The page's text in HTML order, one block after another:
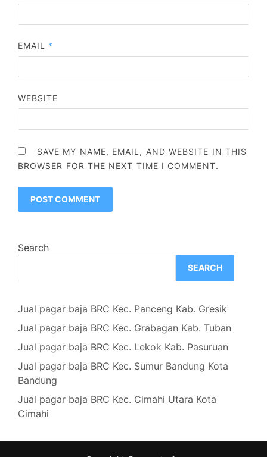
EMAIL *
WEBSITE
SAVE MY NAME, EMAIL, AND WEBSITE IN THIS
BROWSER FOR THE NEXT TIME I COMMENT.
Search
SEARCH
Jual pagar baja BRC Kec. Panceng Kab. Gresik
Jual pagar baja BRC Kec. Grabagan Kab. Tuban
Jual pagar baja BRC Kec. Lekok Kab. Pasuruan
Jual pagar baja BRC Kec. Sumur Bandung Kota
Bandung
Jual pagar baja BRC Kec. Cimahi Utara Kota
Cimahi